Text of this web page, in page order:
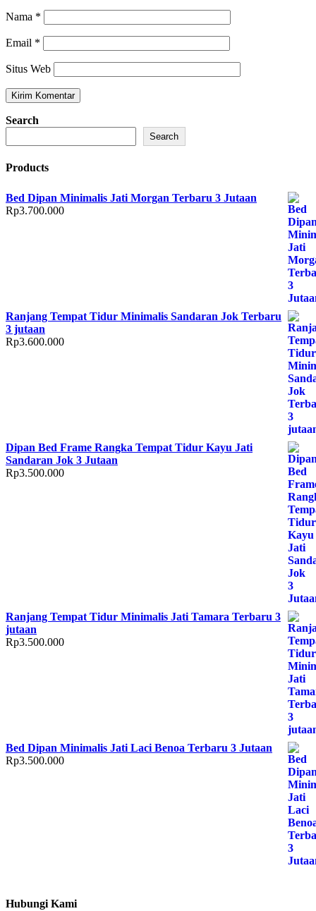
Nama *
Email *
Situs Web
Search
Search
Products
Bed Dipan Minimalis Jati Morgan Terbaru 3 Jutaan
Rp3.700.000
Ranjang Tempat Tidur Minimalis Sandaran Jok Terbaru
3 jutaan
Rp3.600.000
Dipan Bed Frame Rangka Tempat Tidur Kayu Jati
Sandaran Jok 3 Jutaan
Rp3.500.000
Ranjang Tempat Tidur Minimalis Jati Tamara Terbaru 3
jutaan
Rp3.500.000
Bed Dipan Minimalis Jati Laci Benoa Terbaru 3 Jutaan
Rp3.500.000
Hubungi Kami